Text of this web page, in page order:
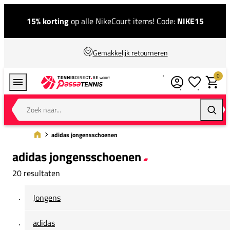
15% kortingop alle NikeCourt items! Code: NIKE15
Gemakkelijk retourneren
Zoek naar...
0
adidas jongensschoenen
adidas jongensschoenen
20 resultaten
Jongens
adidas